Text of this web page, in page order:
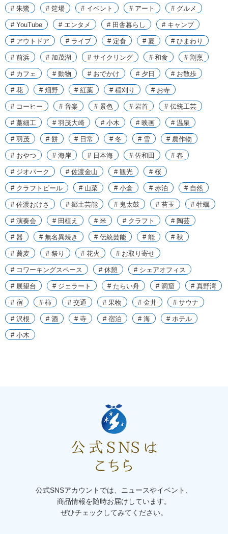
# 朱鷺 # 筵場 # イベント # アート # グルメ
# YouTube # エンタメ # 田舎暮らし # キャンプ
# アウトドア # ライブ # 定食 # 夏 # ひまわり
# 前浜 # 加茂湖 # サイクリング # 和食 # 割烹
# カフェ # 動物 # おでかけ # 夕日 # お散歩
# 花 # 畑野 # 紅葉 # 稲刈り # お寺
# コーヒー # 音楽 # 景色 # 岩首 # 伝統工芸
# 藁細工 # 羽茂大崎 # 小木 # 映画 # 温泉
# 羽茂 # 餅 # 日常 # 冬 # 雪 # 農作物
# おやつ # 海岸 # 日本海 # 佐和田 # 春
# ジオパーク # 佐渡金山 # 観光 # 桜
# クラフトビール # 山菜 # 小倉 # 赤泊 # 自然
# 佐渡おけさ # 郷土芸能 # 鬼太鼓 # 苔玉 # 牡蠣
# 演奏会 # 田植え # 米 # クラフト # 陶芸
# 器 # 無名異焼き # 伝統芸能 # 能 # 秋
# 蕎麦 # 祭り # 花火 # お取り寄せ
# コワーキングスペース # 休憩 # シェアオフィス
# 展望台 # ジェラート # たらい舟 # 洞窟 # 真野湾
# 宿 # 柿 # 交通 # 果物 # 金井 # サウナ
# 沢根 # 酒 # 寺 # 宿泊 # 海 # ホテル
# 小木
公式SNSアカウントでは、ニュースやイベント、
商品情報を随時お届けしています。
ぜひチェックしてみてください。